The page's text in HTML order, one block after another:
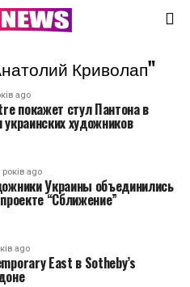
Криволап"
ago
покажет стул Пантона в
художников
років ago
Украины объединились
“Сближение”
ago
East в Sotheby’s